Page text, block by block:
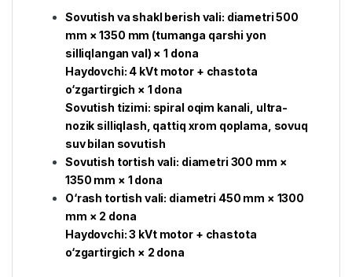
Sovutish va shakl berish vali: diametri 500
mm × 1350 mm (tumanga qarshi yon
silliqlangan val) × 1 dona
Haydovchi: 4 kVt motor + chastota
o‘zgartirgich × 1 dona
Sovutish tizimi: spiral oqim kanali, ultra-
nozik silliqlash, qattiq xrom qoplama, sovuq
suv bilan sovutish
Sovutish tortish vali: diametri 300 mm ×
1350 mm × 1 dona
O‘rash tortish vali: diametri 450 mm × 1300
mm × 2 dona
Haydovchi: 3 kVt motor + chastota
o‘zgartirgich × 2 dona